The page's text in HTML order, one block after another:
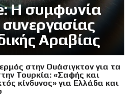
Η συμφωνία
Αραβίας
στην Ουάσιγκτον για τα
Τουρκία: «Σαφής και
κίνδυνος» για Ελλάδα και